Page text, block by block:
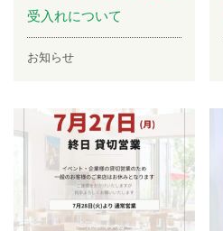
受入れについて
お知らせ